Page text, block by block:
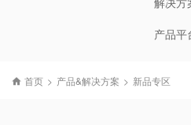
产品平
首页 > 产品&解决方案 > 新品专区